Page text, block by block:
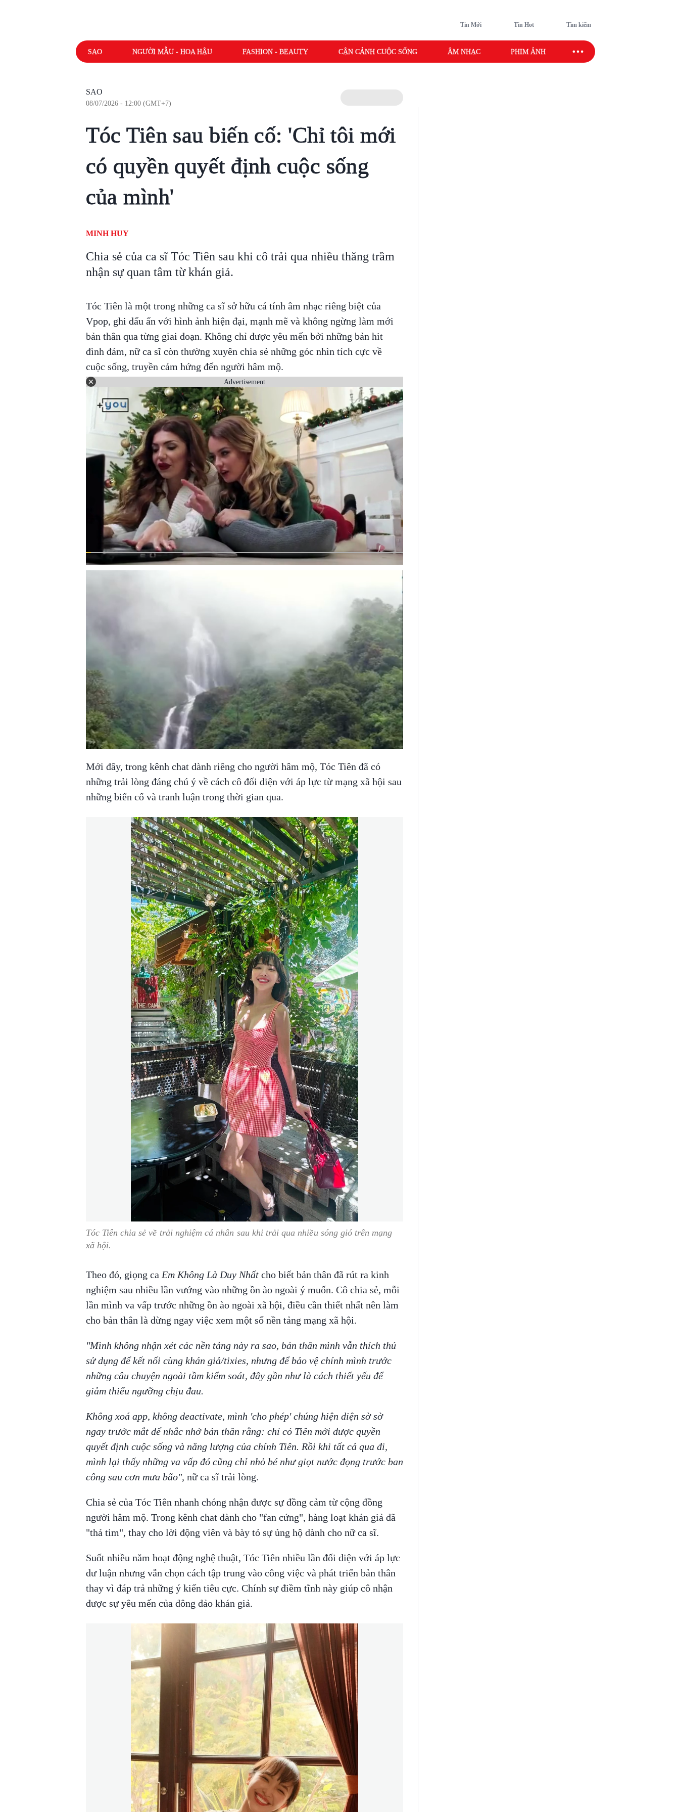
Tin Mới Tin Hot Tìm kiếm
SAO NGƯỜI MẪU - HOA HẬU FASHION - BEAUTY CẬN CẢNH CUỘC SỐNG ÂM NHẠC PHIM ẢNH SAO SPORT
SAO
08/07/2026 - 12:00 (GMT+7)
Tóc Tiên sau biến cố: 'Chỉ tôi mới
có quyền quyết định cuộc sống
của mình'
MINH HUY
Chia sẻ của ca sĩ Tóc Tiên sau khi cô trải qua nhiều thăng trầm
nhận sự quan tâm từ khán giả.
Tóc Tiên là một trong những ca sĩ sở hữu cá tính âm nhạc riêng biệt của
Vpop, ghi dấu ấn với hình ảnh hiện đại, mạnh mẽ và không ngừng làm mới
bản thân qua từng giai đoạn. Không chỉ được yêu mến bởi những bản hit
đình đám, nữ ca sĩ còn thường xuyên chia sẻ những góc nhìn tích cực về
cuộc sống, truyền cảm hứng đến người hâm mộ.
Advertisement
Mới đây, trong kênh chat dành riêng cho người hâm mộ, Tóc Tiên đã có
những trải lòng đáng chú ý về cách cô đối diện với áp lực từ mạng xã hội sau
những biến cố và tranh luận trong thời gian qua.
Tóc Tiên chia sẻ về trải nghiệm cá nhân sau khi trải qua nhiều sóng gió trên mạng
xã hội.
Theo đó, giọng ca Em Không Là Duy Nhấtcho biết bản thân đã rút ra kinh
nghiệm sau nhiều lần vướng vào những ồn ào ngoài ý muốn. Cô chia sẻ, mỗi
lần mình va vấp trước những ồn ào ngoài xã hội, điều cần thiết nhất nên làm
cho bản thân là dừng ngay việc xem một số nền tảng mạng xã hội.
"Mình không nhận xét các nền tảng này ra sao, bản thân mình vẫn thích thú
sử dụng để kết nối cùng khán giả/tixies, nhưng để bảo vệ chính mình trước
những câu chuyện ngoài tầm kiểm soát, đây gần như là cách thiết yếu để
giảm thiểu ngưỡng chịu đau.
Không xoá app, không deactivate, mình 'cho phép' chúng hiện diện sờ sờ
ngay trước mắt để nhắc nhở bản thân rằng: chỉ có Tiên mới được quyền
quyết định cuộc sống và năng lượng của chính Tiên. Rồi khi tất cả qua đi,
mình lại thấy những va vấp đó cũng chỉ nhỏ bé như giọt nước đọng trước ban
công sau cơn mưa bão", nữ ca sĩ trải lòng.
Chia sẻ của Tóc Tiên nhanh chóng nhận được sự đồng cảm từ cộng đồng
người hâm mộ. Trong kênh chat dành cho "fan cứng", hàng loạt khán giả đã
"thả tim", thay cho lời động viên và bày tỏ sự ủng hộ dành cho nữ ca sĩ.
Suốt nhiều năm hoạt động nghệ thuật, Tóc Tiên nhiều lần đối diện với áp lực
dư luận nhưng vẫn chọn cách tập trung vào công việc và phát triển bản thân
thay vì đáp trả những ý kiến tiêu cực. Chính sự điềm tĩnh này giúp cô nhận
được sự yêu mến của đông đảo khán giả.